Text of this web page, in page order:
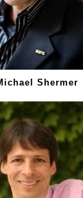
Shermer